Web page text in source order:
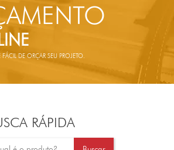
DE ORÇAR SEU PROJETO.
RÁPIDA